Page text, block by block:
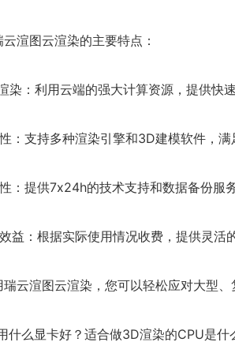
渲图云渲染的主要特点：
染：利用云端的强大计算资源，提供快
：支持多种渲染引擎和3D建模软件，满
：提供7x24h的技术支持和数据备份服
益：根据实际使用情况收费，提供灵活
云渲图云渲染，您可以轻松应对大型
什么显卡好？适合做3D渲染的CPU是